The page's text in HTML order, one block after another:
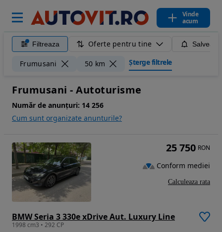
Vinde
acum
Filtreaza Oferte pentru tine
Frumusani 50 km Șterge filtrele
Frumusani - Autoturisme
Număr de anunțuri: 14 256
Cum sunt organizate anunturile?
BMW Seria 3 330e xDrive Aut. Luxury Line
1998 cm3 • 292 CP
25 750 RON
Conform mediei
Calculeaza rata